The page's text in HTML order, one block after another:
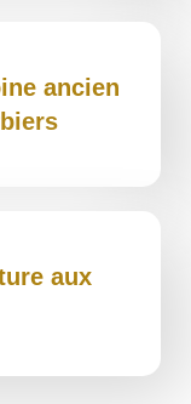
ancien
aux